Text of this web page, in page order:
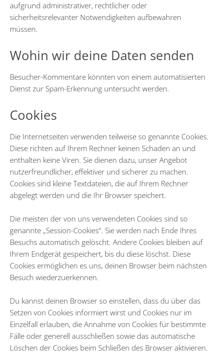
aufgrund administrativer, rechtlicher oder
sicherheitsrelevanter Notwendigkeiten aufbewahren
müssen.
Wohin wir deine Daten senden
Besucher-Kommentare könnten von einem automatisierten
Dienst zur Spam-Erkennung untersucht werden.
Cookies
Die Internetseiten verwenden teilweise so genannte Cookies.
Diese richten auf Ihrem Rechner keinen Schaden an und
enthalten keine Viren. Sie dienen dazu, unser Angebot
nutzerfreundlicher, effektiver und sicherer zu machen.
Cookies sind kleine Textdateien, die auf Ihrem Rechner
abgelegt werden und die Ihr Browser speichert.
Die meisten der von uns verwendeten Cookies sind so
genannte „Session-Cookies“. Sie werden nach Ende Ihres
Besuchs automatisch gelöscht. Andere Cookies bleiben auf
Ihrem Endgerät gespeichert, bis du diese löschst. Diese
Cookies ermöglichen es uns, deinen Browser beim nächsten
Besuch wiederzuerkennen.
Du kannst deinen Browser so einstellen, dass du über das
Setzen von Cookies informiert wirst und Cookies nur im
Einzelfall erlauben, die Annahme von Cookies für bestimmte
Fälle oder generell ausschließen sowie das automatische
Löschen der Cookies beim Schließen des Browser aktivieren.